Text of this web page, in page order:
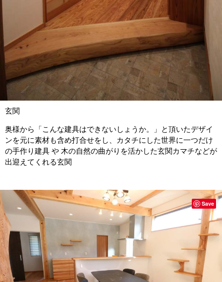
玄関
奥様から「こんな建具はできないしょうか。」と頂いたデザイ
ンを元に素材も含め打合せをし、カタチにした世界に一つだけ
の手作り建具 や 木の自然の曲がりを活かした玄関カマチなどが
出迎えてくれる玄関
Save